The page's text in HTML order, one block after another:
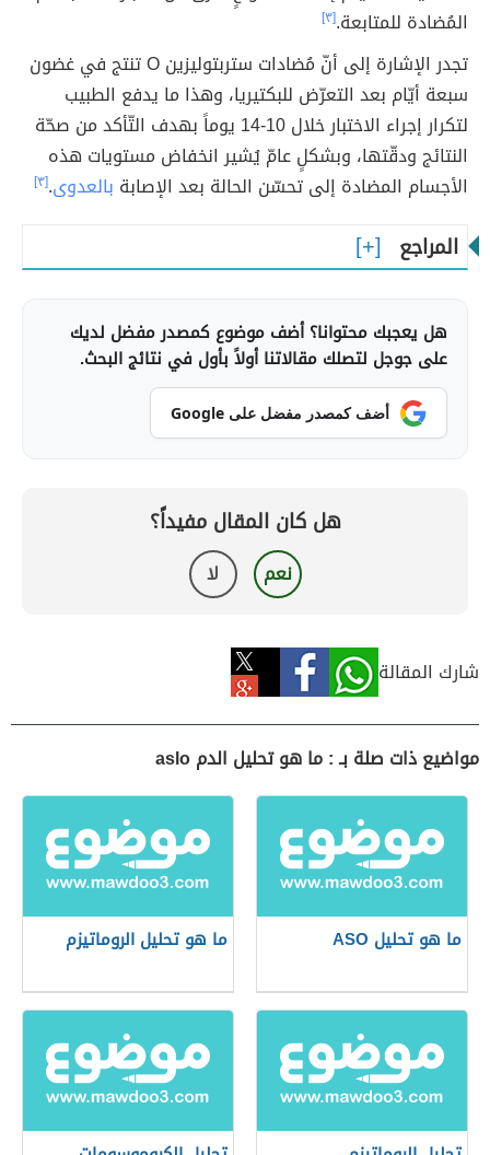
المُضادة للمتابعة.[٣]
تجدر الإشارة إلى أنّ مُضادات ستربتوليزين O تنتج في غضون
سبعة أيّام بعد التعرّض للبكتيريا، وهذا ما يدفع الطبيب
لتكرار إجراء الاختبار خلال 10-14 يوماً بهدف التّأكد من صحّة
النتائج ودقّتها، وبشكلٍ عامّ يُشير انخفاض مستويات هذه
الأجسام المضادة إلى تحسّن الحالة بعد الإصابة بالعدوى.[٣]
المراجع
هل يعجبك محتوانا؟ أضف موضوع كمصدر مفضل لديك
على جوجل لتصلك مقالاتنا أولاً بأول في نتائج البحث.
أضف كمصدر مفضل على Google
هل كان المقال مفيداً؟
نعم لا
شارك المقالة
مواضيع ذات صلة بـ : ما هو تحليل الدم aslo
ما هو تحليل ASO ما هو تحليل الروماتيزم